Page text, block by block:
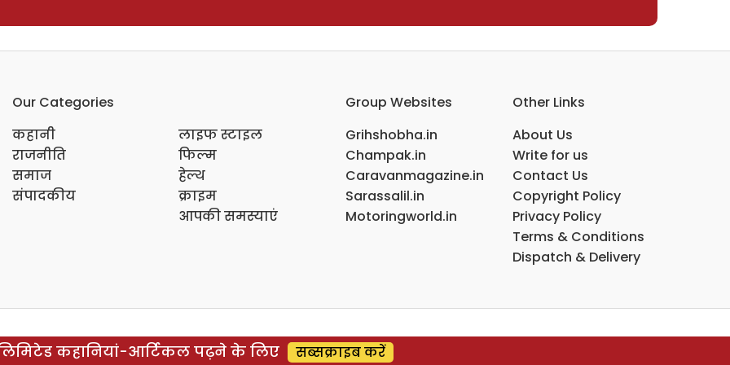
Our Categories
कहानी
राजनीति
समाज
संपादकीय
लाइफ स्टाइल
फिल्म
हेल्थ
क्राइम
आपकी समस्याएं
Group Websites
Grihshobha.in
Champak.in
Caravanmagazine.in
Sarassalil.in
Motoringworld.in
Other Links
About Us
Write for us
Contact Us
Copyright Policy
Privacy Policy
Terms & Conditions
Dispatch & Delivery
कहानियां-आर्टिकल पढ़ने के लिए सब्सक्राइब करें